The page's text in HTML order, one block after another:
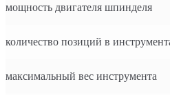
мощность двигателя шпинделя
количество позиций в
максимальный вес инструмента